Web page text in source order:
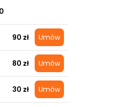
90 zł Umów
80 zł Umów
30 zł Umów